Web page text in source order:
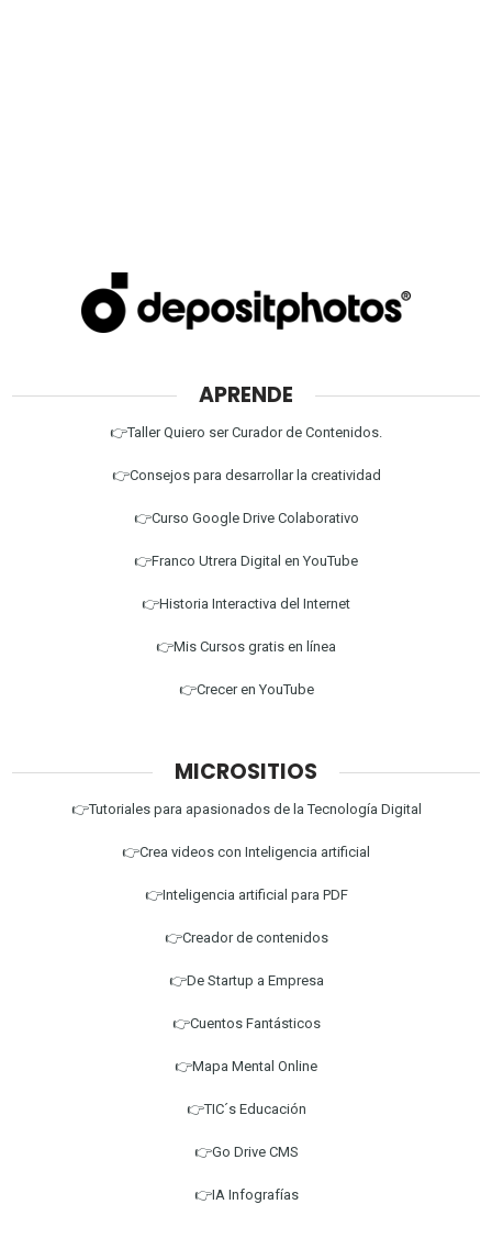
APRENDE
👉Taller Quiero ser Curador de Contenidos.
👉Consejos para desarrollar la creatividad
👉Curso Google Drive Colaborativo
👉Franco Utrera Digital en YouTube
👉Historia Interactiva del Internet
👉Mis Cursos gratis en línea
👉Crecer en YouTube
MICROSITIOS
👉Tutoriales para apasionados de la Tecnología Digital
👉Crea videos con Inteligencia artificial
👉Inteligencia artificial para PDF
👉Creador de contenidos
👉De Startup a Empresa
👉Cuentos Fantásticos
👉Mapa Mental Online
👉TIC´s Educación
👉Go Drive CMS
👉IA Infografías